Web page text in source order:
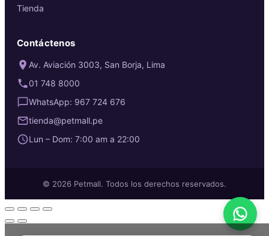
Tienda
Contáctenos
Av. Aviación 3003, San Borja, Lima
01 748 8000
WhatsApp: 967 724 676
tienda@petmall.pe
Lun – Dom: 7:00 am a 22:00
© 2026 Petmall. Todos los derechos reservados.